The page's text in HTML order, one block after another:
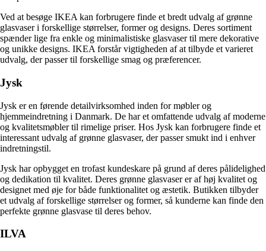
Ved at besøge IKEA kan forbrugere finde et bredt udvalg af grønne
glasvaser i forskellige størrelser, former og designs. Deres sortiment
spænder lige fra enkle og minimalistiske glasvaser til mere dekorative
og unikke designs. IKEA forstår vigtigheden af at tilbyde et varieret
udvalg, der passer til forskellige smag og præferencer.
Jysk
Jysk er en førende detailvirksomhed inden for møbler og
hjemmeindretning i Danmark. De har et omfattende udvalg af moderne
og kvalitetsmøbler til rimelige priser. Hos Jysk kan forbrugere finde et
interessant udvalg af grønne glasvaser, der passer smukt ind i enhver
indretningstil.
Jysk har opbygget en trofast kundeskare på grund af deres pålidelighed
og dedikation til kvalitet. Deres grønne glasvaser er af høj kvalitet og
designet med øje for både funktionalitet og æstetik. Butikken tilbyder
et udvalg af forskellige størrelser og former, så kunderne kan finde den
perfekte grønne glasvase til deres behov.
ILVA